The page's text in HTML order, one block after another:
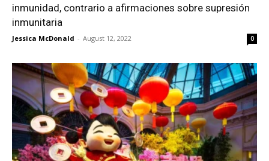
inmunidad, contrario a afirmaciones sobre supresión
inmunitaria
Jessica McDonald - August 12, 2022 0